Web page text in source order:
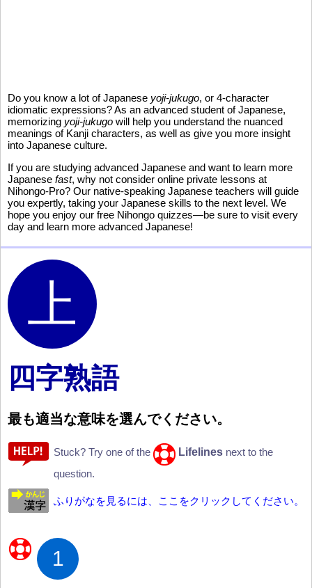
Do you know a lot of Japanese yoji-jukugo, or 4-character
idiomatic expressions? As an advanced student of Japanese,
memorizing yoji-jukugo will help you understand the nuanced
meanings of Kanji characters, as well as give you more insight
into Japanese culture.
If you are studying advanced Japanese and want to learn more
Japanese fast, why not consider online private lessons at
Nihongo-Pro? Our native-speaking Japanese teachers will guide
you expertly, taking your Japanese skills to the next level. We
hope you enjoy our free Nihongo quizzes—be sure to visit every
day and learn more advanced Japanese!
四字熟語
最も適当な意味を選んでください。
Stuck? Try one of the Lifelines next to the
question.
ふりがなを見るには、ここをクリックしてください。
1